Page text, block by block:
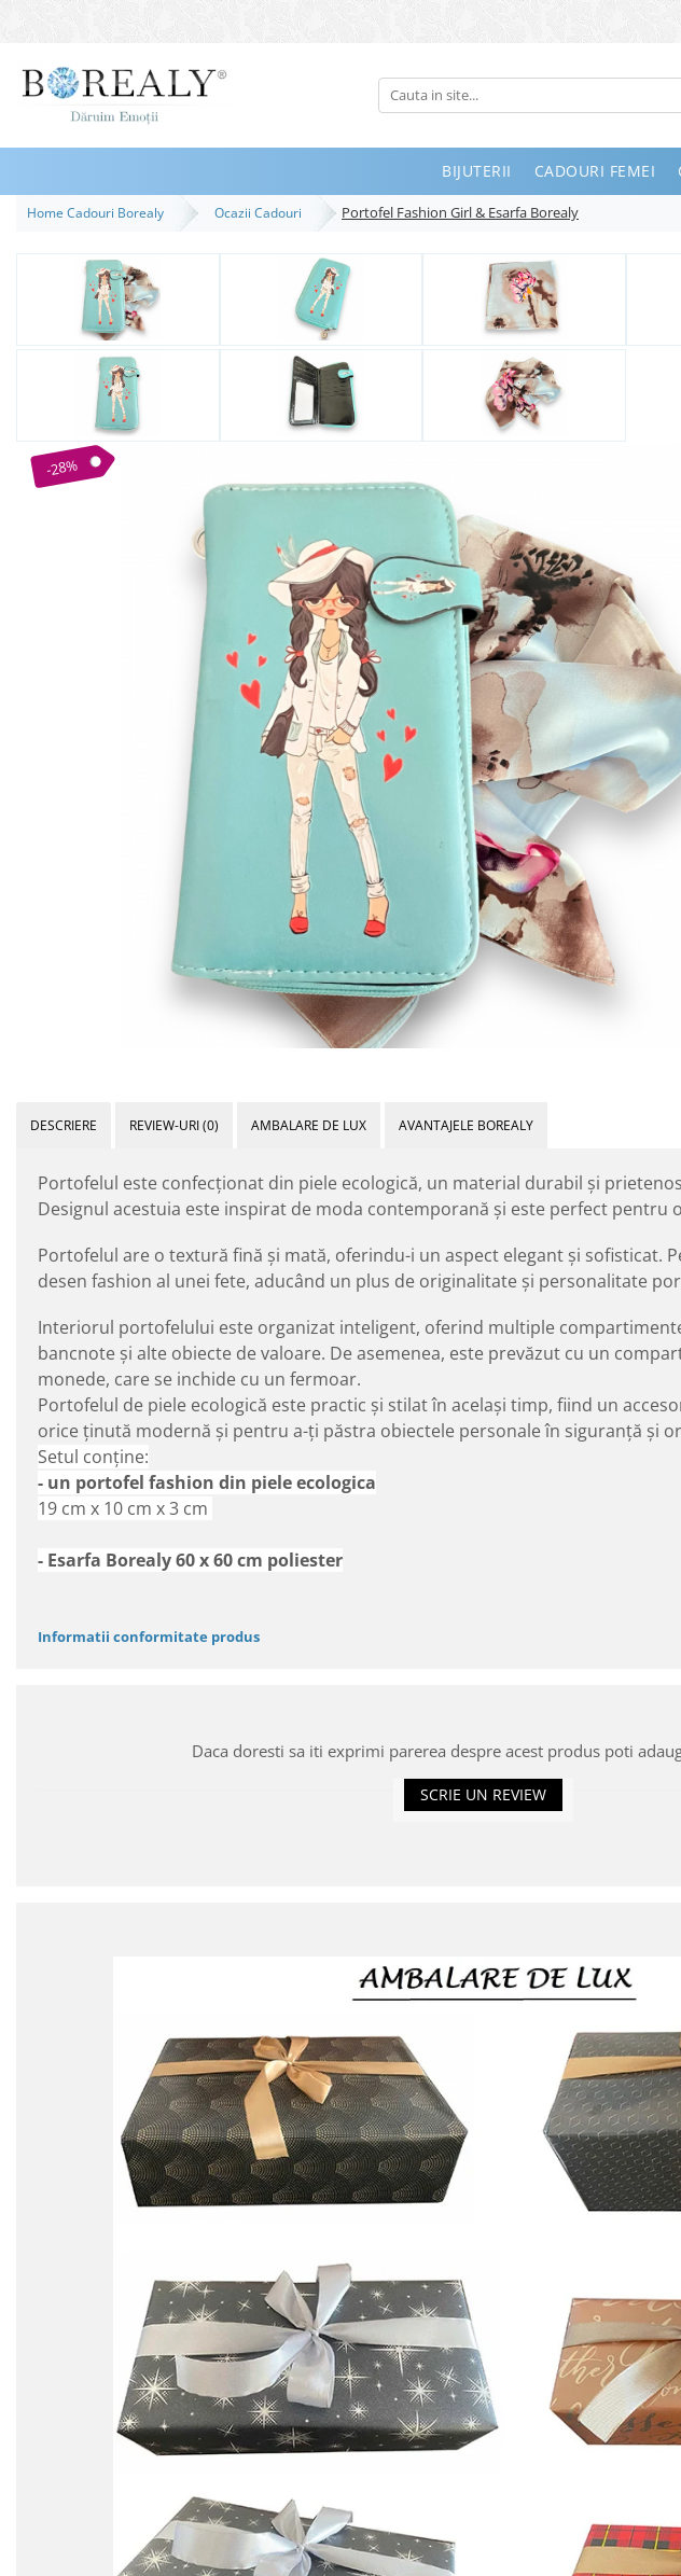
Bijuterii
Inele
Bratari
Destinatari
Bijuterii Femei
Bijuterii Copii
Bijuterii Mirese
BIJUTERII CADOURI FEMEI
Home Cadouri Borealy Ocazii Cadouri Portofel Fashion Girl & Esarfa Borealy
-28%
DESCRIERE REVIEW-URI(0) AMBALARE DE LUX AVANTAJELE BOREALY
Portofelul este confecționat din piele ecologică, un material durabil și
Designul acestuia este inspirat de moda contemporană și este perfect pentru
Portofelul are o textură fină și mată, oferindu-i un aspect elegant și sofisticat.
desen fashion al unei fete, aducând un plus de originalitate și personalitate
Interiorul portofelului este organizat inteligent, oferind multiple
bancnote și alte obiecte de valoare. De asemenea, este prevăzut cu un
monede, care se inchide cu un fermoar.
Portofelul de piele ecologică este practic și stilat în același timp, fiind un
orice ținută modernă și pentru a-ți păstra obiectele personale în siguranță și
Setul conține:
- un portofel fashion din piele ecologica
19 cm x 10 cm x 3 cm
- Esarfa Borealy 60 x 60 cm poliester
Informatii conformitate produs
Daca doresti sa iti exprimi parerea despre acest produs poti
SCRIE UN REVIEW